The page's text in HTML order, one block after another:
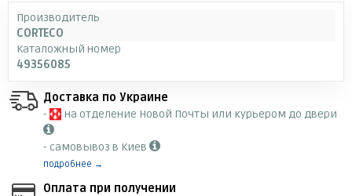
Производитель
CORTECO
Каталожный номер
49356085
Доставка по Украине
-
на отделение Новой Почты или курьером до двери
- самовывоз в Киев
подробнее →
Оплата при получении